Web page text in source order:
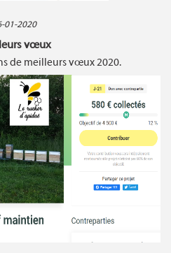
01-2020
vœux
de meilleurs vœux 2020.